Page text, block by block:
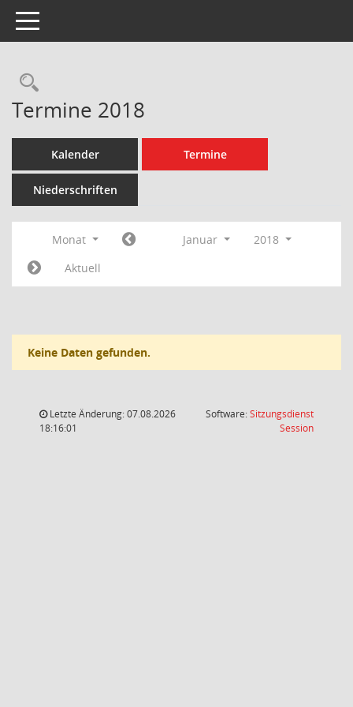
Toggle navigation
Rechercheauswahl
Termine 2018
Kalender Termine
Niederschriften
Monat Januar
2018
Aktuell
Keine Daten gefunden.
Letzte Änderung: 07.08.2026
18:16:01
Software:Sitzungsdienst
Session(Wird in